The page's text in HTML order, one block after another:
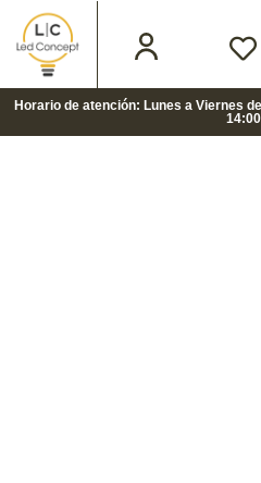
Horario de atención: Lunes a Viernes
14:00